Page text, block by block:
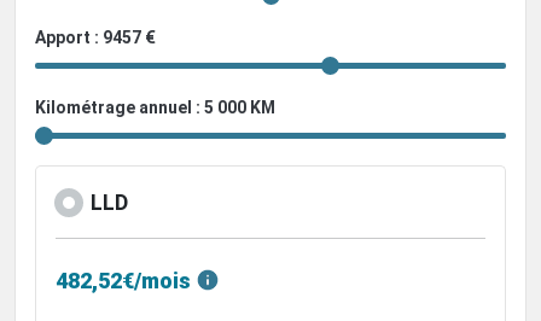
Apport : 9457 €
Kilométrage annuel : 5 000 KM
LLD
482,52€/mois